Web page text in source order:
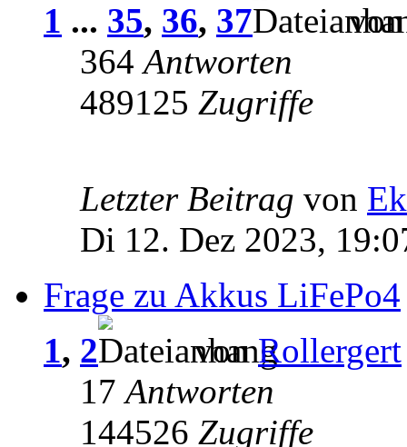
1 ... 35, 36, 37
364Antworten
489125 Zugriffe
Letzter Beitrag von
Di 12. Dez 2023,
Frage zu Akkus LiFePo4
1, 2 vonRollergert
17Antworten
144526 Zugriffe